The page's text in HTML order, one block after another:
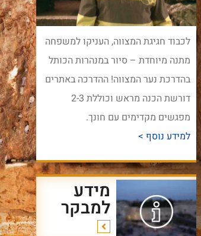
לכבוד חגיגת המצווה, העניקו למשפחה
מתנה מיוחדת – סיור במנהרות הכותל
בהדרכת נער המצווה! ההדרכה באתרים
דורשת הכנה מראש וכוללת 2-3
מפגשים מקדימים עם חונך.
למידע נוסף >
מידע
למבקר